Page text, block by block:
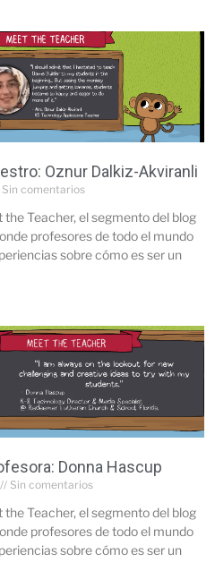
Oznur Dalkiz-Akviranli
comentarios
Teacher, el segmento del blog
profesores de todo el mundo
sobre cómo es ser un
Donna Hascup
Sin comentarios
Teacher, el segmento del blog
profesores de todo el mundo
sobre cómo es ser un